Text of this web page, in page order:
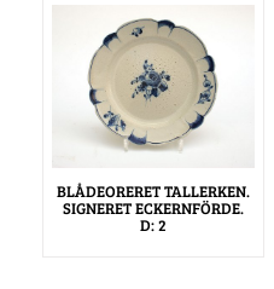
BLÅDEORERET TALLERKEN.
SIGNERET ECKERNFÖRDE.
D: 2